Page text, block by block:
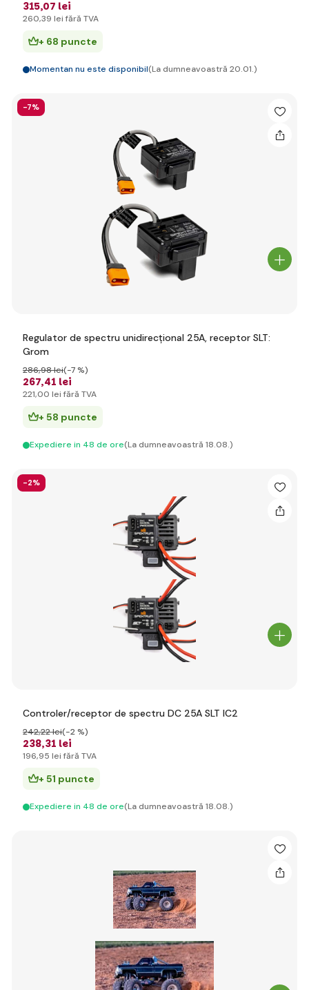
315,07 lei
260,39 lei fără TVA
+ 68 puncte
Momentan nu este disponibil(La dumneavoastră 20.01.)
-7%
Regulator de spectru unidirecțional 25A, receptor SLT:
Grom
267,41 lei
286,98 lei(-7 %)
221,00 lei fără TVA
+ 58 puncte
Expediere in 48 de ore(La dumneavoastră 18.08.)
-2%
Controler/receptor de spectru DC 25A SLT IC2
238,31 lei
242,22 lei(-2 %)
196,95 lei fără TVA
+ 51 puncte
Expediere in 48 de ore(La dumneavoastră 18.08.)